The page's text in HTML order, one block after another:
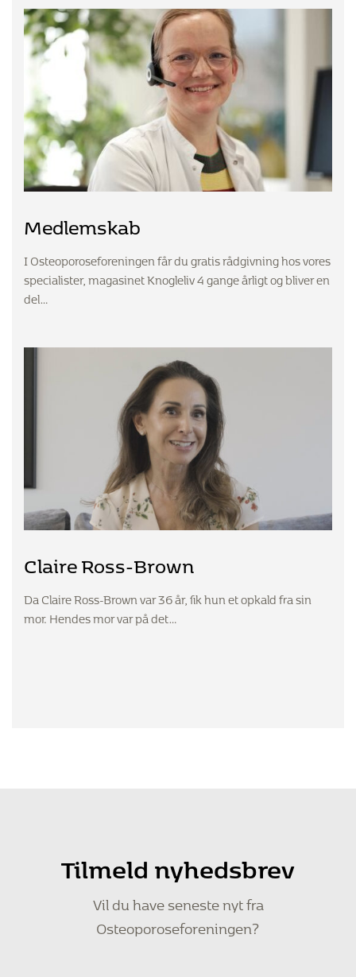
Medlemskab
I Osteoporoseforeningen får du gratis rådgivning hos vores
specialister, magasinet Knogleliv 4 gange årligt og bliver en
del…
Claire Ross-Brown
Da Claire Ross-Brown var 36 år, fik hun et opkald fra sin
mor. Hendes mor var på det…
Tilmeld nyhedsbrev
Vil du have seneste nyt fra
Osteoporoseforeningen?